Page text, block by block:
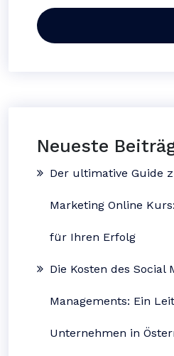
Neueste
Der ultimative Guide
Marketing Online
für Ihren Erfolg
Die Kosten des Social
Managements: Ein
Unternehmen in